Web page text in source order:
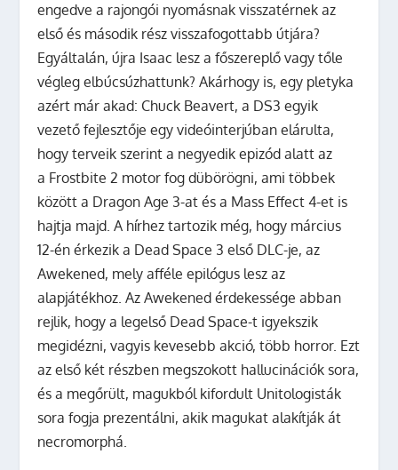
engedve a rajongói nyomásnak visszatérnek az
első és második rész visszafogottabb útjára?
Egyáltalán, újra Isaac lesz a főszereplő vagy tőle
végleg elbúcsúzhattunk? Akárhogy is, egy pletyka
azért már akad: Chuck Beavert, a DS3 egyik
vezető fejlesztője egy videóinterjúban elárulta,
hogy terveik szerint a negyedik epizód alatt az
a Frostbite 2 motor fog dübörögni, ami többek
között a Dragon Age 3-at és a Mass Effect 4-et is
hajtja majd. A hírhez tartozik még, hogy március
12-én érkezik a Dead Space 3 első DLC-je, az
Awekened, mely afféle epilógus lesz az
alapjátékhoz. Az Awekened érdekessége abban
rejlik, hogy a legelső Dead Space-t igyekszik
megidézni, vagyis kevesebb akció, több horror. Ezt
az első két részben megszokott hallucinációk sora,
és a megőrült, magukból kifordult Unitologisták
sora fogja prezentálni, akik magukat alakítják át
necromorphá.